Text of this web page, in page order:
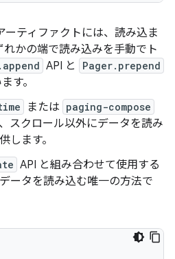
ーティファクトには、読み込ま
かの端で読み込みを手動でト
API と Pager.prepend
す。
または paging-compose
スクロール以外にデータを読み
します。
API と組み合わせて使用する
ータを読み込む唯一の方法で